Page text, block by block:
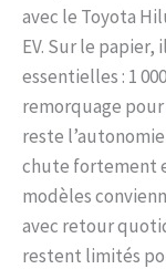
avec le Toyota
EV. Sur le papier,
essentielles : 1
remorquage pour
reste
chute fortement
modèles
avec retour
restent limités